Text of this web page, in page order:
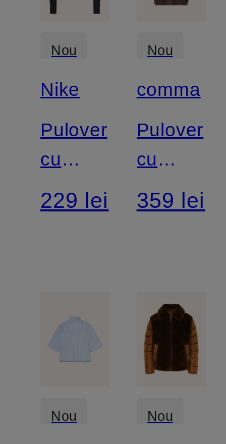
Nou
Nike
Pulover
cu
guler
înalt din
KNIT
229 lei
Nou
comma
Pulover
cu
mâneci
3/4
359 lei
Nou Nou